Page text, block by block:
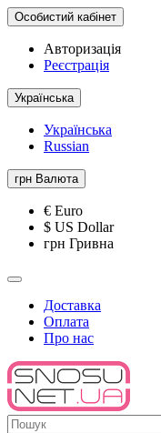
Особистий кабінет
Авторизація
Реєстрація
Українська
Українська
Russian
грн Валюта
€ Euro
$ US Dollar
грн Гривна
Доставка
Оплата
Про нас